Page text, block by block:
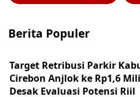
Berita Populer
Target Retribusi Parkir
Cirebon Anjlok ke Rp1,6
Desak Evaluasi Potensi Riil